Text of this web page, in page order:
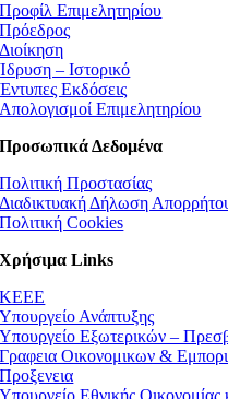
Προφίλ Επιμελητηρίου
Πρόεδρος
Διοίκηση
Ίδρυση – Ιστορικό
Έντυπες Εκδόσεις
Απολογισμοί Επιμελητηρίου
Προσωπικά Δεδομένα
Πολιτική Προστασίας
Διαδικτυακή Δήλωση
Πολιτική Cookies
Χρήσιμα Links
ΚEEE
Υπουργείο Ανάπτυξης
Υπουργείο Εξωτερικών –
Γραφεια Οικονομικων &
Προξενεια